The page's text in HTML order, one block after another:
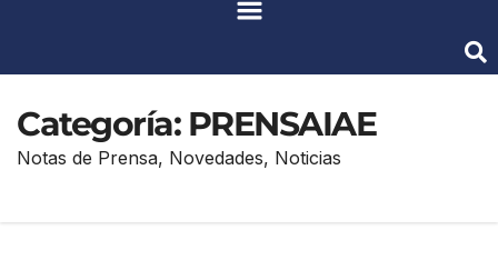
Categoría: PRENSAIAE
Notas de Prensa, Novedades, Noticias